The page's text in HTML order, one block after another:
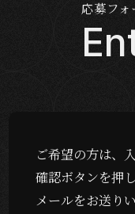
応募フォ
ご希望の方は、
確認ボタンを押
メールをお送り